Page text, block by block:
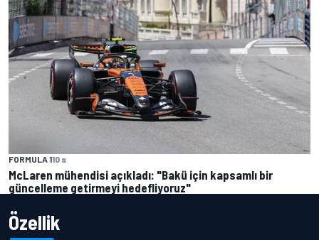
FORMULA 110 s
McLaren mühendisi açıkladı: "Bakü için kapsamlı bir
güncelleme getirmeyi hedefliyoruz"
Özellik